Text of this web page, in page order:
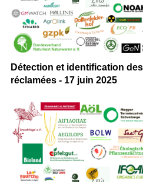
Détection et identification
réclamées - 17 juin 2025